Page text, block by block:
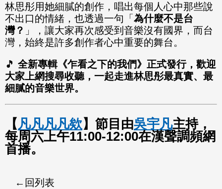
林思彤用她細膩的創作，唱出每個人心中那些說
不出口的情緒，也透過一句「為什麼不是台
灣？ 」，讓大家再次感受到音樂沒有國界，而台
灣，始終是許多創作者心中重要的舞台。
🎵 全新專輯《乍看之下的我們》正式發行，歡迎
大家上網搜尋收聽，一起走進林思彤最真實、最
細膩的音樂世界。
【 凡凡凡凡欸】節目由吳宇凡主持，
每周六上午11:00-12:00在漢聲調頻網
首播。
回列表